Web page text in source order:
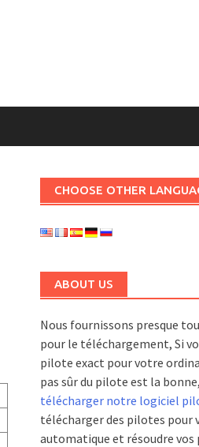
CHOOSE OTHER
ABOUT US
Nous fournissons presque
pour le téléchargement, Si
pilote exact pour votre
pas sûr du pilote est la
télécharger notre logiciel
télécharger des pilotes pour
automatique et résoudre